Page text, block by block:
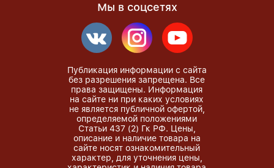
Мы в соцсетях
Публикация информации с сайта
без разрешения запрещена. Все
права защищены. Информация
на сайте ни при каких условиях
не является публичной офертой,
определяемой положениями
Статьи 437 (2) Гк РФ. Цены,
описание и наличие товара на
сайте носят ознакомительный
характер, для уточнения цены,